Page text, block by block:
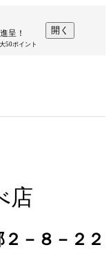
呈！
50ポイント
開く
店
－８－２２